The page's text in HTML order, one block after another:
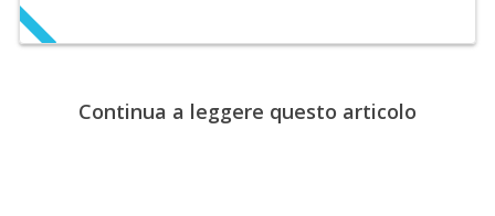
Continua a leggere questo articolo